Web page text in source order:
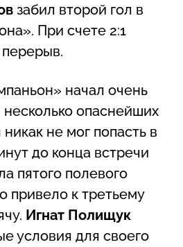
забил второй гол в
При счете 2:1
начал очень
опаснейших
не мог попасть в
до конца встречи
пятого полевого
привело к третьему
Игнат Полищук
условия для своего